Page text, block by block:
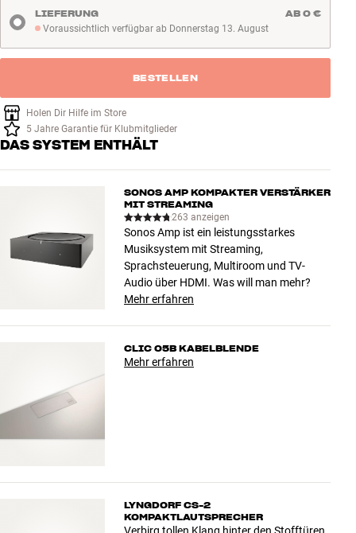
Voraussichtlich verfügbar ab Donnerstag 13. August
Voraussichtlich verfügbar ab Donnerstag 13. August
LIEFERUNG AB 0 €
BESTELLEN
Holen Dir Hilfe im Store
5 Jahre Garantie für Klubmitglieder
DAS SYSTEM ENTHÄLT
SONOS AMP KOMPAKTER VERSTÄRKER
MIT STREAMING
263 anzeigen
Sonos Amp ist ein leistungsstarkes
Musiksystem mit Streaming,
Sprachsteuerung, Multiroom und TV-
Audio über HDMI. Was will man mehr?
Mehr erfahren
CLIC 05B KABELBLENDE
Mehr erfahren
LYNGDORF CS-2
KOMPAKTLAUTSPRECHER